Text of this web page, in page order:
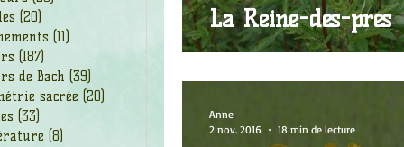
(20)
(11)
(187)
de Bach (39)
sacrée (20)
(33)
(8)
La Reine-des-prés
Anne
2 nov. 2016
18 min de lecture